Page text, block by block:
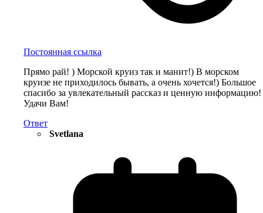
Постоянная ссылка
Прямо рай! ) Морской круиз так и манит!) В морском
круизе не приходилось бывать, а очень хочется!) Большое
спасибо за увлекательный рассказ и ценную информацию!
Удачи Вам!
Ответ
Svetlana